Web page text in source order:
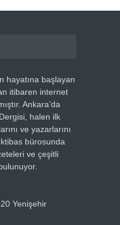
hayatına başlayan
itibaren internet
Ankara’da
halen ilk
ve yazarlarını
bürosunda
ve çeşitli
Yenişehir